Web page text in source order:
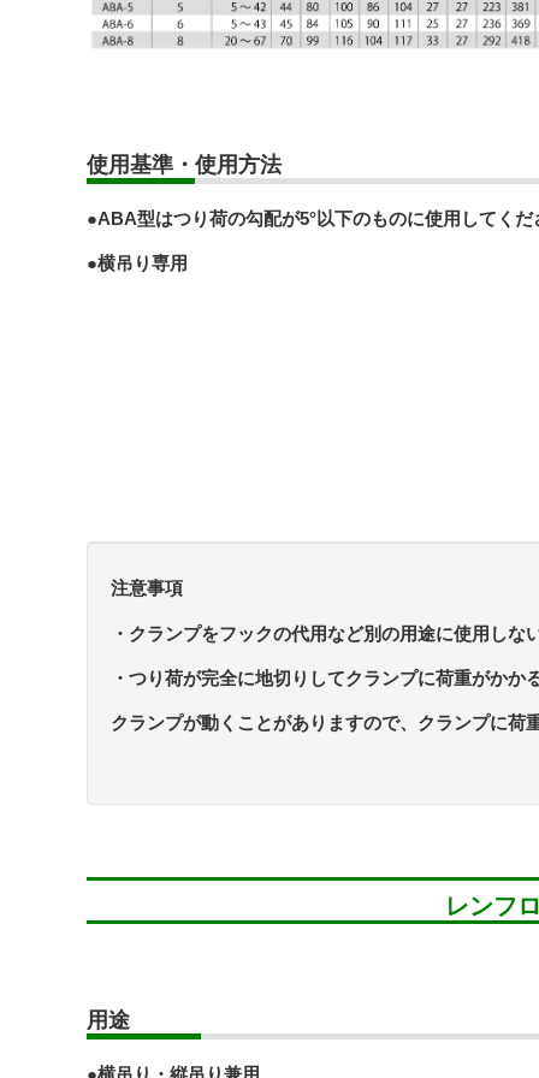
使用基準・使用方法
●ABA型はつり荷の勾配が5°以下のものに使用してくだ
●横吊り専用
注意事項
・クランプをフックの代用など別の用途に使用しな
・つり荷が完全に地切りしてクランプに荷重がか
クランプが動くことがありますので、クランプに
レンフ
用途
●横吊り・縦吊り兼用